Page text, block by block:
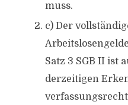
muss.
c) Der
Satz 3 SGB II ist
derzeitigen